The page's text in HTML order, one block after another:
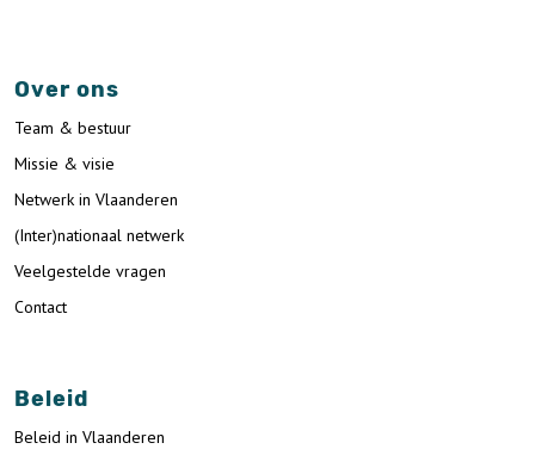
Over ons
Team & bestuur
Missie & visie
Netwerk in Vlaanderen
(Inter)nationaal netwerk
Veelgestelde vragen
Contact
Beleid
Beleid in Vlaanderen